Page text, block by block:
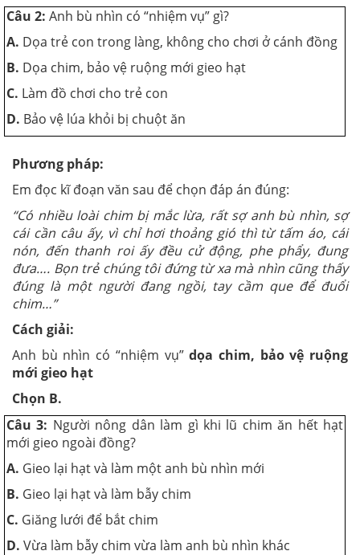
Câu 2: Anh bù nhìn có “nhiệm vụ” gì?
A. Dọa trẻ con trong làng, không cho chơi ở cánh đồng
B. Dọa chim, bảo vệ ruộng mới gieo hạt
C. Làm đồ chơi cho trẻ con
D. Bảo vệ lúa khỏi bị chuột ăn
Phương pháp:
Em đọc kĩ đoạn văn sau để chọn đáp án đúng:
“Có nhiều loài chim bị mắc lừa, rất sợ anh bù nhìn, sợ
cái cần câu ấy, vì chỉ hơi thoảng gió thì từ tấm áo, cái
nón, đến thanh roi ấy đều cử động, phe phẩy, đung
đưa…. Bọn trẻ chúng tôi đứng từ xa mà nhìn cũng thấy
đúng là một người đang ngồi, tay cầm que để đuổi
chim…”
Cách giải:
Anh bù nhìn có “nhiệm vụ”dọa chim, bảo vệ ruộng
mới gieo hạt
Chọn B.
Câu 3: Người nông dân làm gì khi lũ chim ăn hết hạt
mới gieo ngoài đồng?
A. Gieo lại hạt và làm một anh bù nhìn mới
B. Gieo lại hạt và làm bẫy chim
C. Giăng lưới để bắt chim
D. Vừa làm bẫy chim vừa làm anh bù nhìn khác